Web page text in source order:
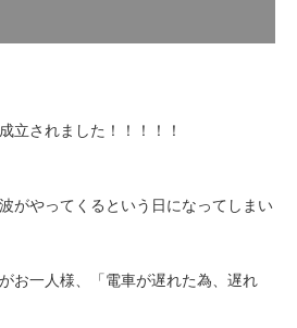
されました！！！！！
がやってくるという日になってしまい
お一人様、「電車が遅れた為、遅れ